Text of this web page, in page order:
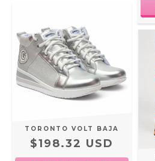
TORONTO VOLT BAJA
$198.32 USD